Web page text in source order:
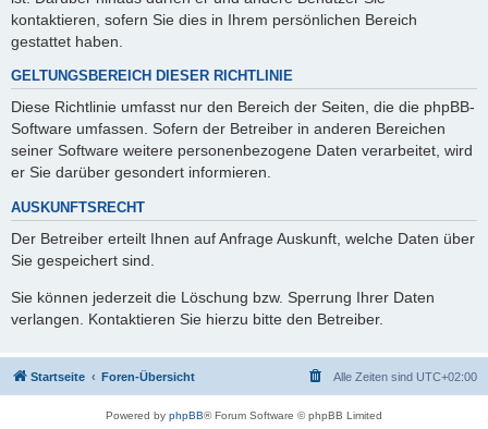
kontaktieren, sofern Sie dies in Ihrem persönlichen Bereich
gestattet haben.
GELTUNGSBEREICH DIESER RICHTLINIE
Diese Richtlinie umfasst nur den Bereich der Seiten, die die phpBB-
Software umfassen. Sofern der Betreiber in anderen Bereichen
seiner Software weitere personenbezogene Daten verarbeitet, wird
er Sie darüber gesondert informieren.
AUSKUNFTSRECHT
Der Betreiber erteilt Ihnen auf Anfrage Auskunft, welche Daten über
Sie gespeichert sind.
Sie können jederzeit die Löschung bzw. Sperrung Ihrer Daten
verlangen. Kontaktieren Sie hierzu bitte den Betreiber.
Startseite Foren-Übersicht Alle Zeiten sind UTC+02:00
Powered by phpBB® Forum Software © phpBB Limited